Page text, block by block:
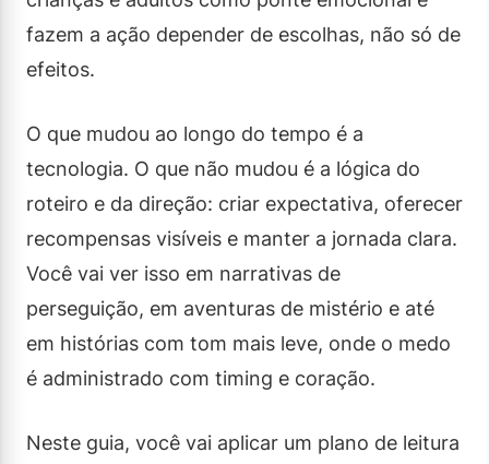
fazem a ação depender de escolhas, não só de
efeitos.
O que mudou ao longo do tempo é a
tecnologia. O que não mudou é a lógica do
roteiro e da direção: criar expectativa, oferecer
recompensas visíveis e manter a jornada clara.
Você vai ver isso em narrativas de
perseguição, em aventuras de mistério e até
em histórias com tom mais leve, onde o medo
é administrado com timing e coração.
Neste guia, você vai aplicar um plano de leitura